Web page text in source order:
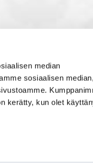
median
sosiaalisen median,
kerätty, kun olet
Pori
8.30 - 15.30.